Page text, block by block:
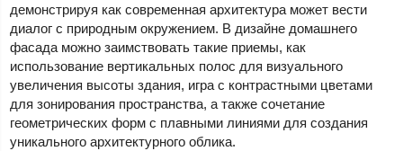
демонстрируя как современная архитектура может вести
диалог с природным окружением. В дизайне домашнего
фасада можно заимствовать такие приемы, как
использование вертикальных полос для визуального
увеличения высоты здания, игра с контрастными цветами
для зонирования пространства, а также сочетание
геометрических форм с плавными линиями для создания
уникального архитектурного облика.